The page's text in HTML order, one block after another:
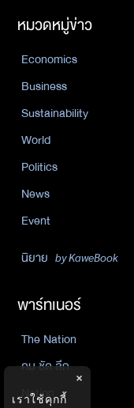
หมวดหมู่ข่าว
Economics
Business
Sustainability
World
Politics
News
Event
นิยาย by KaweBook
พาร์ทเนอร์
The Nation
คม ชัด ลึก
Nation
×
เราใช้คุกกี้